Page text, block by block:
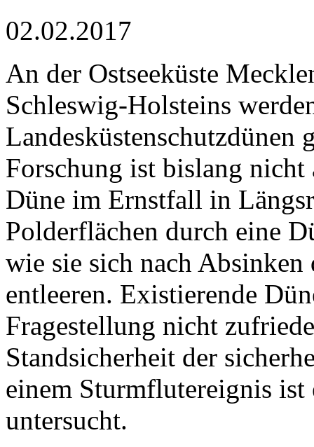
02.02.2017
An der Ostseeküste
Schleswig-Holsteins
Landesküstenschutzdünen
Forschung ist bislang nicht
Düne im Ernstfall in
Polderflächen durch eine
wie sie sich nach
entleeren. Existierende
Fragestellung nicht
Standsicherheit der
einem Sturmflutereignis
untersucht.